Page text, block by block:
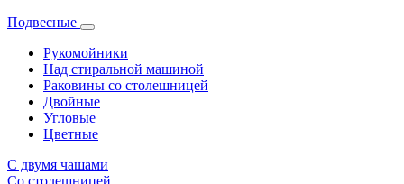
Подвесные
Рукомойники
Над стиральной машиной
Раковины со столешницей
Двойные
Угловые
Цветные
С двумя чашами
Со столешницей